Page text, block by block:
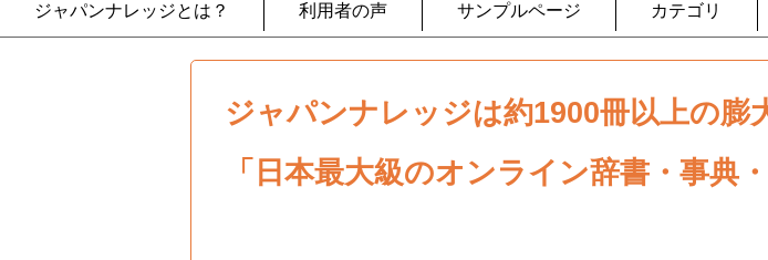
ジャパンナレッジとは？ 利用者の声 サンプルページ カテゴリ
ジャパンナレッジは約1900冊以上の膨
「日本最大級のオンライン辞書・事典